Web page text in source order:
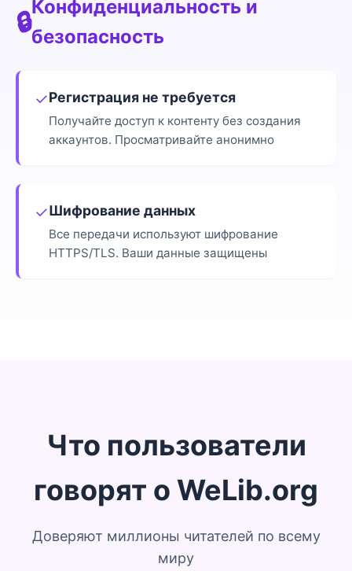
🔒Конфиденциальность и
безопасность
✓Регистрация не требуется
Получайте доступ к контенту без создания
аккаунтов. Просматривайте анонимно
✓Шифрование данных
Все передачи используют шифрование
HTTPS/TLS. Ваши данные защищены
Что пользователи
говорят о WeLib.org
Доверяют миллионы читателей по всему
миру